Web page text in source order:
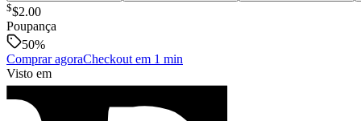
$$2.00
Poupança
50%
Comprar agoraCheckout em 1 min
Visto em